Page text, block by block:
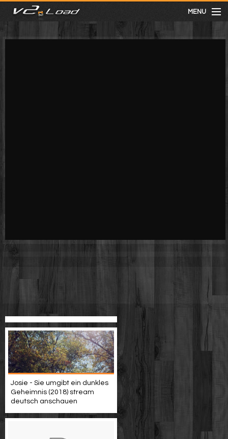
MENU
meist gesehen
Josie - Sie umgibt ein dunkles
Geheimnis (2018) stream
deutsch anschauen